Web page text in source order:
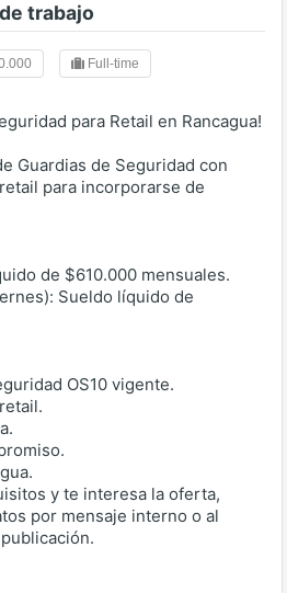
trabajo
Full-time
para Retail en Rancagua!
Guardias de Seguridad con
para incorporarse de
de $610.000 mensuales.
Sueldo líquido de
OS10 vigente.
y te interesa la oferta,
por mensaje interno o al